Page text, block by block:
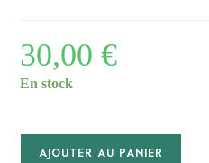
30,00€
En stock
AJOUTER AU PANIER